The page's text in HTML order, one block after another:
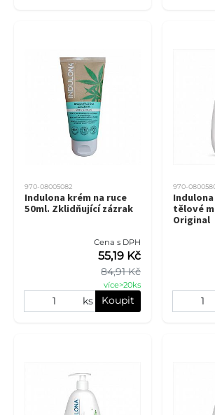
970-08005082
Indulona krém na ruce
50ml. Zklidňující zázrak
Cena s DPH
84,91 Kč
55,19 Kč
více>20ks
ks Koupit
970-
tělové
Original